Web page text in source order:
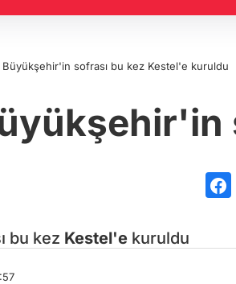
Büyükşehir'in sofrası bu kez Kestel'e kuruldu
bu kez Kestel'e kuruldu